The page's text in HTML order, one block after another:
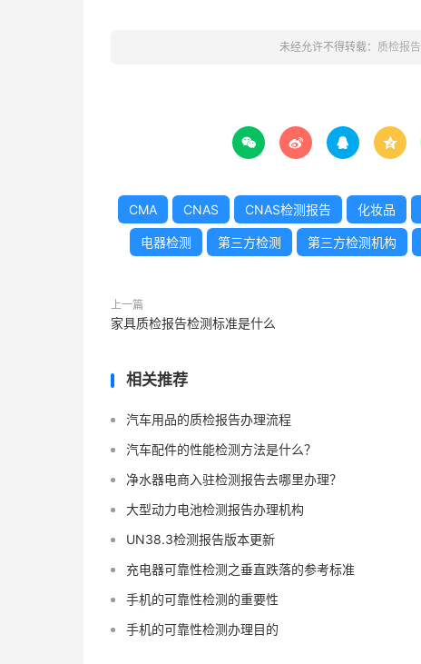
未经允许不得转载： 质检报告
   
CMA CNAS CNAS检测报告 化妆品
电器检测 第三方检测 第三方检测机构
上一篇
家具质检报告检测标准是什么
相关推荐
汽车用品的质检报告办理流程
汽车配件的性能检测方法是什么？
净水器电商入驻检测报告去哪里办理？
大型动力电池检测报告办理机构
UN38.3检测报告版本更新
充电器可靠性检测之垂直跌落的参考标准
手机的可靠性检测的重要性
手机的可靠性检测办理目的